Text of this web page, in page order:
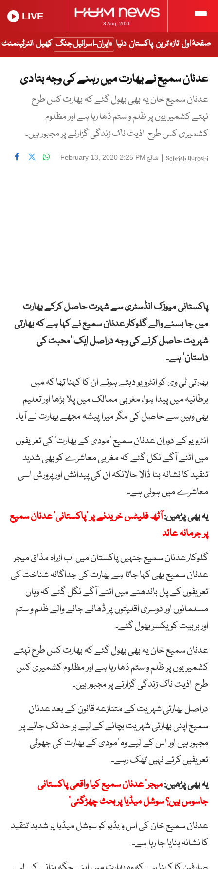
8 Aug, 2026
LIVE
صفحۂ اول تازہ ترین پاکستان دنیا ایران-اسرائیل جنگ کھیل انٹرٹینمنٹ
عدنان سمیع نے بھارت میں رہنے کی وجہ بتا دی
عدنان سمیع خان یہ بھی بھول گئے کہ بھارت کس طرح
نہتے کشمیریوں پر ظلم و ستم ڈھا رہا ہے اور مظلوم
کشمیری کس طرح اذیت ناک زندگی گزارنے پر مجبور ہیں۔
Sehrish Qureshi
| شائع February 13, 2020 2:25 PM
پاکستانی میوزک انڈسٹری سے شہرت حاصل کرکے بھارت
میں جا بسنے والے گلوکار عدنان سمیع نے کہا ہے کہ بھارتی
شہریت حاصل کرنے کی وجہ دراصل ایک ’محبت کی
داستان‘ ہے۔
بھارتی ٹی وی کو انٹرویو دیتے ہوئے ان کا کہنا تھا کہ میں
برطانیہ میں پیدا ہوا، مغربی ممالک میں پلا بڑھا اور تعلیم
بھی وہیں سے حاصل کی مگر میرا پیشہ مجھے بھارت لے آیا۔
انٹرویو کے دوران عدنان سمیع ’مودی کے بھارت‘ کی تعریفوں
میں اتنے آگے نکل گئے کہ مغربی معاشرے کو بھی شدید
تنقید کا نشانہ بنا ڈالا حالانکہ ان کی پیدائش اور پرورش اسی
معاشرے میں ہوئی ہے۔
یہ بھی پڑھیں:آٹھ فلیٹس خریدنے پر ’پاکستانی‘ عدنان سمیع
پر جرمانہ عائد
گلوکار عدنان سمیع جنہیں پاکستان میں اب ازراہ مذاق میجر
عدنان سمیع بھی کہا جاتا ہے بھارت کی جداگانہ شناخت کی
تعریفوں کے پل باندھنے میں اتنے آگے نگل گئے کہ وہاں
مسلمانوں اور دوسری اقلیتوں پر ڈھائے جانے والے ظلم و ستم
اور بربیت کو یکسر بھول گئے۔
عدنان سمیع خان یہ بھی بھول گئے کہ بھارت کس طرح نہتے
کشمیریوں پر ظلم و ستم ڈھا رہا ہے اور مظلوم کشمیری کس
طرح اذیت ناک زندگی گزارنے پر مجبور ہیں۔
دراصل بھارتی شہریت کے متنازعہ قانون کے بعد عدنان
سمیع اپنی بھارتی شہریت بچانے کے لیے ہر حد تک جانے پر
مجبور ہیں اور اس کے لیے وہ ’مودی کے بھارت کی جھوٹی
تعریفیں کرتے نہیں تھک رہے۔
یہ بھی پڑھیں:میجر‘ عدنان سمیع کیا واقعی پاکستانی
جاسوس ہیں؟ سوشل میڈیا پر بحث چھڑگئی’
عدنان سمیع خان کی اس ویڈیو کو سوشل میڈیا پر شدید تنقید
کا نشانہ بنایا جا رہا ہے۔